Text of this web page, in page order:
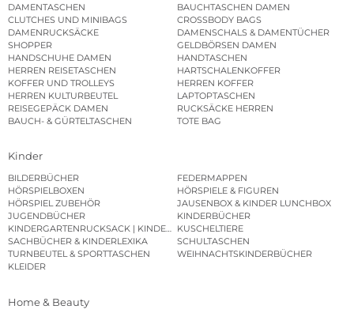
DAMENTASCHEN
BAUCHTASCHEN DAMEN
CLUTCHES UND MINIBAGS
CROSSBODY BAGS
DAMENRUCKSÄCKE
DAMENSCHALS & DAMENTÜCHER
SHOPPER
GELDBÖRSEN DAMEN
HANDSCHUHE DAMEN
HANDTASCHEN
HERREN REISETASCHEN
HARTSCHALENKOFFER
KOFFER UND TROLLEYS
HERREN KOFFER
HERREN KULTURBEUTEL
LAPTOPTASCHEN
REISEGEPÄCK DAMEN
RUCKSÄCKE HERREN
BAUCH- & GÜRTELTASCHEN
TOTE BAG
Kinder
BILDERBÜCHER
FEDERMAPPEN
HÖRSPIELBOXEN
HÖRSPIELE & FIGUREN
HÖRSPIEL ZUBEHÖR
JAUSENBOX & KINDER LUNCHBOX
JUGENDBÜCHER
KINDERBÜCHER
KINDERGARTENRUCKSACK | KINDERGARTENBEUTEL
KUSCHELTIERE
SACHBÜCHER & KINDERLEXIKA
SCHULTASCHEN
TURNBEUTEL & SPORTTASCHEN
WEIHNACHTSKINDERBÜCHER
KLEIDER
Home & Beauty